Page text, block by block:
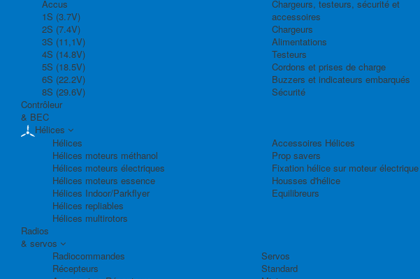
Accus
1S (3.7V)
2S (7.4V)
3S (11,1V)
4S (14.8V)
5S (18.5V)
6S (22.2V)
8S (29.6V)
Chargeurs, testeurs, sécurité et
accessoires
Chargeurs
Alimentations
Testeurs
Cordons et prises de charge
Buzzers et indicateurs embarqués
Sécurité
Contrôleur
& BEC
Hélices
Hélices
Hélices moteurs méthanol
Hélices moteurs électriques
Hélices moteurs essence
Hélices Indoor/Parkflyer
Hélices repliables
Hélices multirotors
Accessoires Hélices
Prop savers
Fixation hélice sur moteur électrique
Housses d'hélice
Equilibreurs
Radios
& servos
Radiocommandes
Récepteurs
Servos
Standard